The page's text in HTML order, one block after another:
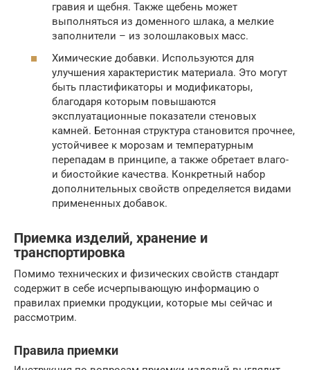
гравия и щебня. Также щебень может
выполняться из доменного шлака, а мелкие
заполнители – из золошлаковых масс.
Химические добавки. Используются для
улучшения характеристик материала. Это могут
быть пластификаторы и модификаторы,
благодаря которым повышаются
эксплуатационные показатели стеновых
камней. Бетонная структура становится прочнее,
устойчивее к морозам и температурным
перепадам в принципе, а также обретает влаго-
и биостойкие качества. Конкретный набор
дополнительных свойств определяется видами
примененных добавок.
Приемка изделий, хранение и
транспортировка
Помимо технических и физических свойств стандарт
содержит в себе исчерпывающую информацию о
правилах приемки продукции, которые мы сейчас и
рассмотрим.
Правила приемки